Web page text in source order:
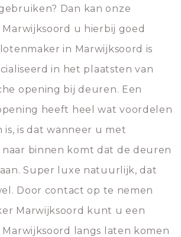
Dan kan onze
u hierbij goed
in Marwijksoord is
in het plaatsten van
opening bij deuren. Een
heeft heel wat voordelen
is, is dat wanneer u met
naar binnen komt dat de deuren
Super luxe natuurlijk, dat
Door contact op te nemen
Marwijksoord kunt u een
langs laten komen